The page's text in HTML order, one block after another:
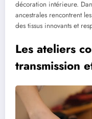
décoration intérieure.
ancestrales rencontrent
des tissus innovants et
Les ateliers
transmission